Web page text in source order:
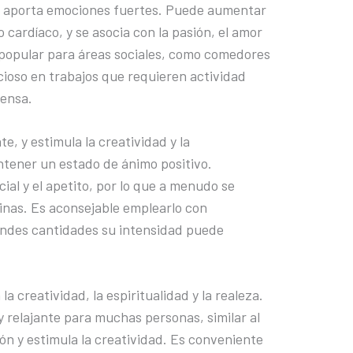
emociones fuertes. Puede aumentar
y se asocia con la pasión, el amor
para áreas sociales, como comedores
en trabajos que requieren actividad
y estimula la creatividad y la
un estado de ánimo positivo.
y el apetito, por lo que a menudo se
Es aconsejable emplearlo con
cantidades su intensidad puede
creatividad, la espiritualidad y la realeza.
para muchas personas, similar al
y estimula la creatividad. Es conveniente